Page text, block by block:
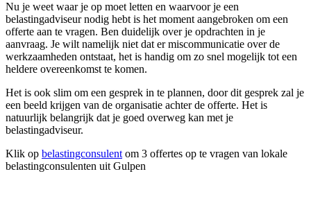
Nu je weet waar je op moet letten en waarvoor je een
belastingadviseur nodig hebt is het moment aangebroken om een
offerte aan te vragen. Ben duidelijk over je opdrachten in je
aanvraag. Je wilt namelijk niet dat er miscommunicatie over de
werkzaamheden ontstaat, het is handig om zo snel mogelijk tot een
heldere overeenkomst te komen.
Het is ook slim om een gesprek in te plannen, door dit gesprek zal je
een beeld krijgen van de organisatie achter de offerte. Het is
natuurlijk belangrijk dat je goed overweg kan met je
belastingadviseur.
Klik op belastingconsulent om 3 offertes op te vragen van lokale
belastingconsulenten uit Gulpen